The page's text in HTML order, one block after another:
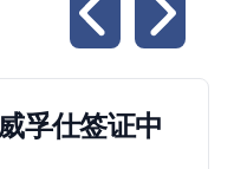
孚仕签证中